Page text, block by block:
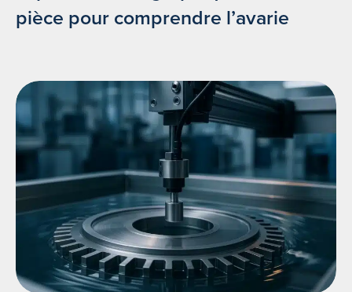
pièce pour comprendre l’avarie